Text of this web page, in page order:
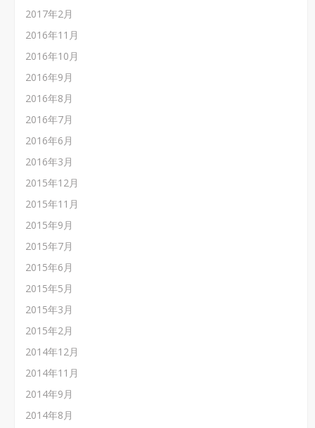
2017年2月
2016年11月
2016年10月
2016年9月
2016年8月
2016年7月
2016年6月
2016年3月
2015年12月
2015年11月
2015年9月
2015年7月
2015年6月
2015年5月
2015年3月
2015年2月
2014年12月
2014年11月
2014年9月
2014年8月